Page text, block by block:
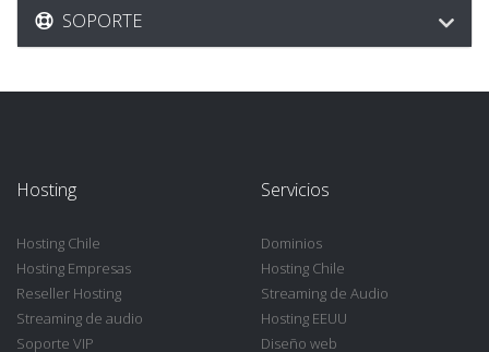
SOPORTE
Hosting
Hosting Chile
Hosting Empresas
Reseller Hosting
Streaming de audio
Soporte VIP
Servicios
Dominios
Hosting Chile
Streaming de Audio
Hosting EEUU
Diseño web